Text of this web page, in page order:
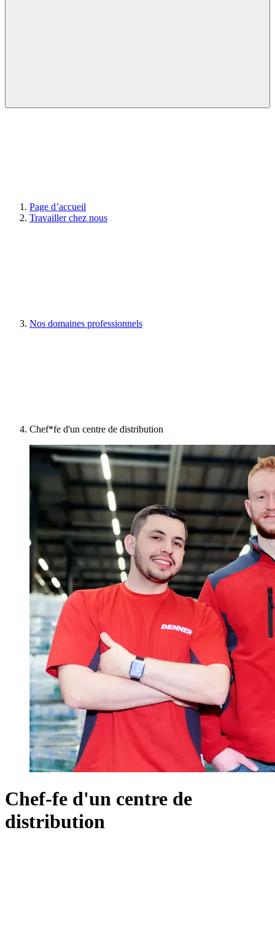
Page d’accueil
Travailler chez nous
Nos domaines professionnels
Chef*fe d'un centre de distribution
Chef-fe d'un centre de
distribution